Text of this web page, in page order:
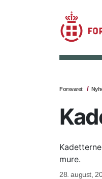
Forsvaret
mure.
28. august,